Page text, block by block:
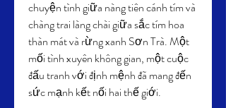
chuyện tình giữa nàng tiên cánh tím và
chàng trai làng chài giữa sắc tím hoa
thàn mát và rừng xanh Sơn Trà. Một
mối tình xuyên không gian, một cuộc
đấu tranh với định mệnh đã mang đến
sức mạnh kết nối hai thế giới.